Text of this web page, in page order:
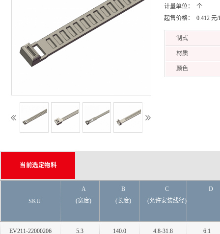
计量单位： 个
起售价格： 0.412 元/
制式
材质
颜色
当前选定物料
SKU
A
(宽度)
B
(长度)
C
(允许安装线径)
D
EV211-22000206 5.3 140.0 4.8-31.8 6.1